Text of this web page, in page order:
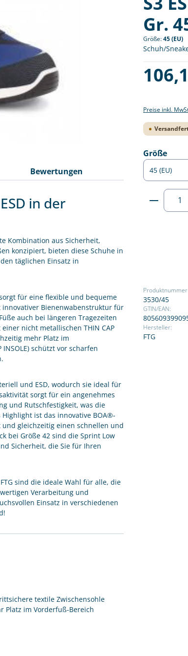
Gr.
Größe:45 (EU)
Schuh/
Regulärer
Preise inkl.
Größe
3530/45
GTIN/EAN:
Hersteller:
FTG
Bewertungen
in der
Kombination aus Sicherheit,
konzipiert, bieten diese Schuhe in
täglichen Einsatz in
für eine flexible und bequeme
innovativer Bienenwabenstruktur für
auch bei längeren Tragezeiten
nicht metallischen THIN CAP
mehr Platz im
schützt vor scharfen
und ESD, wodurch sie ideal für
sorgt für ein angenehmes
und Rutschfestigkeit, was die
ist das innovative BOA®-
gleichzeitig einen schnellen und
bei Größe 42 sind die Sprint Low
Sicherheit, die Sie für Ihren
sind die ideale Wahl für alle, die
Verarbeitung und
Einsatz in verschiedenen
textile Zwischensohle
Platz im Vorderfuß-Bereich